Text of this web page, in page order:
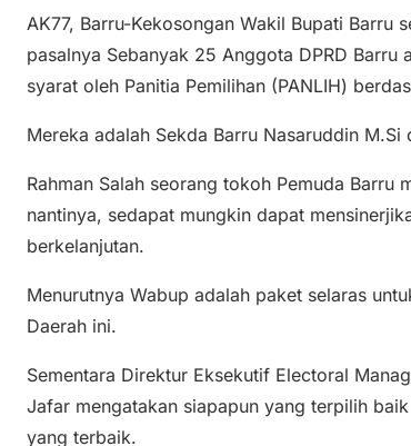
AK77, Barru-Kekosongan Wakil Bupati Barru
pasalnya Sebanyak 25 Anggota DPRD
syarat oleh Panitia Pemilihan (PANLIH)
Mereka adalah Sekda Barru Nasaruddin
Rahman Salah seorang tokoh Pemuda Barru
nantinya, sedapat mungkin dapat
berkelanjutan.
Menurutnya Wabup adalah paket selaras
Daerah ini.
Sementara Direktur Eksekutif Electoral
Jafar mengatakan siapapun yang terpilih
yang terbaik.